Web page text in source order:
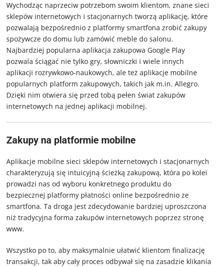
Wychodząc naprzeciw potrzebom swoim klientom, znane sieci
sklepów internetowych i stacjonarnych tworzą aplikację, które
pozwalają bezpośrednio z platformy smartfona zrobić zakupy
spożywcze do domu lub zamówić meble do salonu.
Najbardziej popularna aplikacja zakupowa Google Play
pozwala ściągać nie tylko gry, słowniczki i wiele innych
aplikacji rozrywkowo-naukowych, ale też aplikacje mobilne
popularnych platform zakupowych, takich jak m.in. Allegro.
Dzięki nim otwiera się przed tobą pełen świat zakupów
internetowych na jednej aplikacji mobilnej.
Zakupy na platformie mobilne
Aplikacje mobilne sieci sklepów internetowych i stacjonarnych
charakteryzują się intuicyjną ścieżką zakupową, która po kolei
prowadzi nas od wyboru konkretnego produktu do
bezpiecznej platformy płatności online bezpośrednio ze
smartfona. Ta droga jest zdecydowanie bardziej uproszczona
niż tradycyjna forma zakupów internetowych poprzez stronę
www.
Wszystko po to, aby maksymalnie ułatwić klientom finalizację
transakcji, tak aby cały proces odbywał się na zasadzie klikania